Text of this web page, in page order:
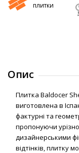
плитки
Опис
Плитка Baldocer
виготовлена в
фактурні та
пропонуючи
дизайнерськими
відтінків, плитку